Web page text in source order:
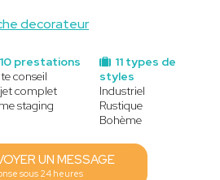
decorateur
11 types de
styles
Industriel
Rustique
Bohème
10 prestations
conseil
complet
staging
UN MESSAGE
sous 24 heures